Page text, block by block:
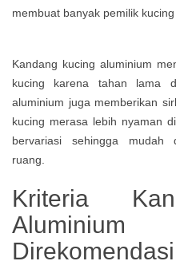
Kandang kucing aluminium
kucing karena tahan lama
aluminium juga memberikan
kucing merasa lebih nyaman
bervariasi sehingga mudah
ruang.
Kriteria